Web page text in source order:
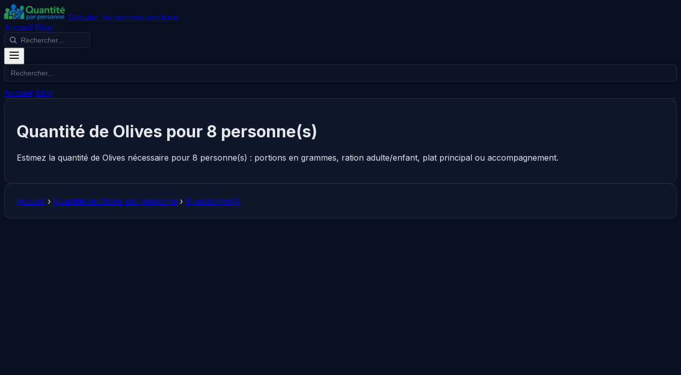
Calculer les bonnes portions
Accueil Blog
Accueil Blog
Quantité de Olives pour 8 personne(s)
Estimez la quantité de Olives nécessaire pour 8 personne(s) : portions en grammes, ration adulte/enfant, plat principal ou accompagnement.
Accueil › Quantité de Olives par personne › 8 personne(s)